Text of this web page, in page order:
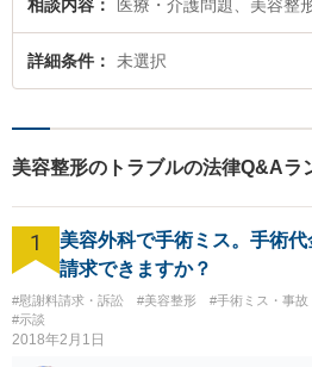
相談内容 医療・介護問題、美容整
詳細条件 未選択
美容整形のトラブルの法律Q&Aラ
1
美容外科で手術ミス。手術
請求できますか？
#慰謝料請求・訴訟 #美容整形 #手術ミス・事故
#示談
2018年2月1日